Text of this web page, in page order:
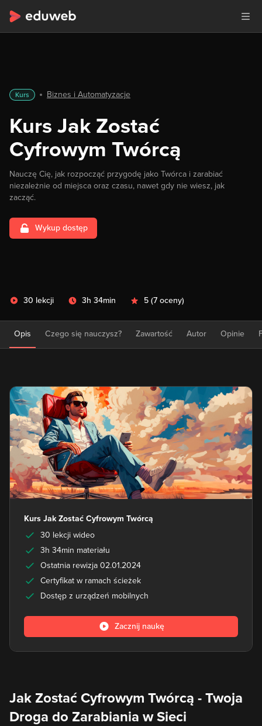
Kurs Biznes i Automatyzacje
Kurs Jak Zostać
Cyfrowym Twórcą
Nauczę Cię, jak rozpocząć przygodę jako Twórca i zarabiać
niezależnie od miejsca oraz czasu, nawet gdy nie wiesz, jak
zacząć.
Wykup dostęp
30 lekcji 3h 34min 5 (7 oceny)
Opis Czego się nauczysz? Zawartość Autor Opinie
Jak Zostać Cyfrowym Twórcą - Twoja
Droga do Zarabiania w Sieci
Kurs Jak Zostać Cyfrowym Twórcą
30 lekcji wideo
3h 34min materiału
Ostatnia rewizja 02.01.2024
Certyfikat w ramach ścieżek
Dostęp z urządzeń mobilnych
Zacznij naukę